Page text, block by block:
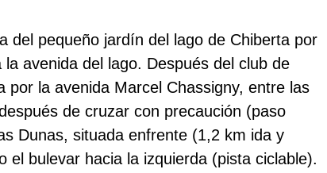
del pequeño jardín del lago de Chiberta por
avenida del lago. Después del club de
por la avenida Marcel Chassigny, entre las
de cruzar con precaución (paso
Dunas, situada enfrente (1,2 km ida y
el bulevar hacia la izquierda (pista ciclable).